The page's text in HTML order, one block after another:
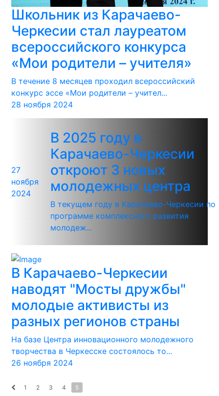
Школьник из Карачаево-
Черкесии стал лауреатом
всероссийского конкурса
«Мои родители – учителя»
В течение 8 месяцев проходил всероссийский
конкурс эссе «Мои родители – учител...
28 ноября 2024
27
ноября
2024
В 2025 году в
Карачаево-Черкесии
откроют 3 новых
молодежных центра
В текущем году в Карачаево-Черкесии по
программе комплексного развития
молодеж...
В Карачаево-Черкесии
наводят "Мосты дружбы"
молодые активисты из
разных регионов страны
На базе Центра инновационного молодежного
творчества в Черкесске состоялось то...
26 ноября 2024
1 2 3 4 5